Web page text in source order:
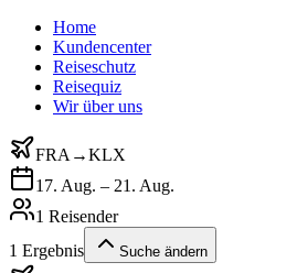
Home
Kundencenter
Reiseschutz
Reisequiz
Wir über uns
FRA →KLX
17. Aug. – 21. Aug.
1 Reisender
1 Ergebnis Suche ändern